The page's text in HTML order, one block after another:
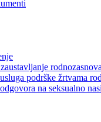
podrške žrtvama
na seksualno